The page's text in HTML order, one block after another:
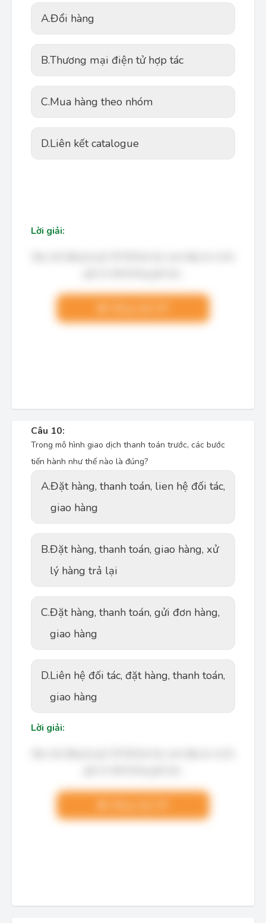
A.Đổi hàng
B.Thương mại điện tử hợp tác
C.Mua hàng theo nhóm
D.Liên kết catalogue
Lời giải:
Câu 10:
Trong mô hình giao dịch thanh toán trước, các bước
tiến hành như thế nào là đúng?
A.Đặt hàng, thanh toán, lien hệ đối tác,
giao hàng
B.Đặt hàng, thanh toán, giao hàng, xử
lý hàng trả lại
C.Đặt hàng, thanh toán, gửi đơn hàng,
giao hàng
D.Liên hệ đối tác, đặt hàng, thanh toán,
giao hàng
Lời giải: